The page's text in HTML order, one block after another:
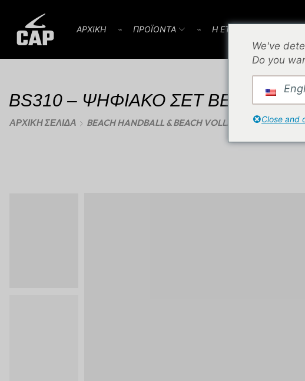
AΡΧΙΚΗ ⌁ ΠΡΟΪOΝΤΑ ⌁ Η ΕΤΑΙΡΕΙΑ
BS310 – ΨΗΦΙΑΚΟ ΣΕΤ BEACH
ΑΡΧΙΚΉ ΣΕΛΊΔΑ BEACH HANDBALL & BEACH VOLLEY BEACH
We've
Do you
Close and